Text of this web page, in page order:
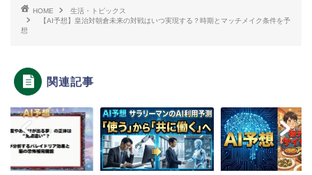
HOME
生活・トピックス
【AI予想】皇治対朝倉未来の対戦はいつ実現する？時期とマッチメイク条件を予
想
関連記事